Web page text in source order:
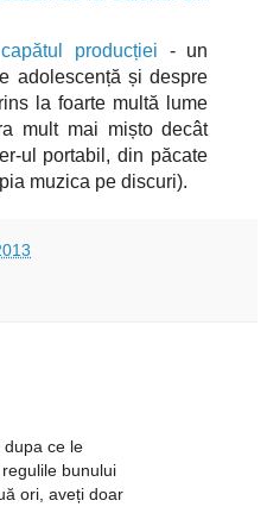
producției - un
adolescență și despre
la foarte multă lume
mult mai mișto decât
ul portabil, din păcate
muzica pe discuri).
ce le
bunului
ori, aveți doar